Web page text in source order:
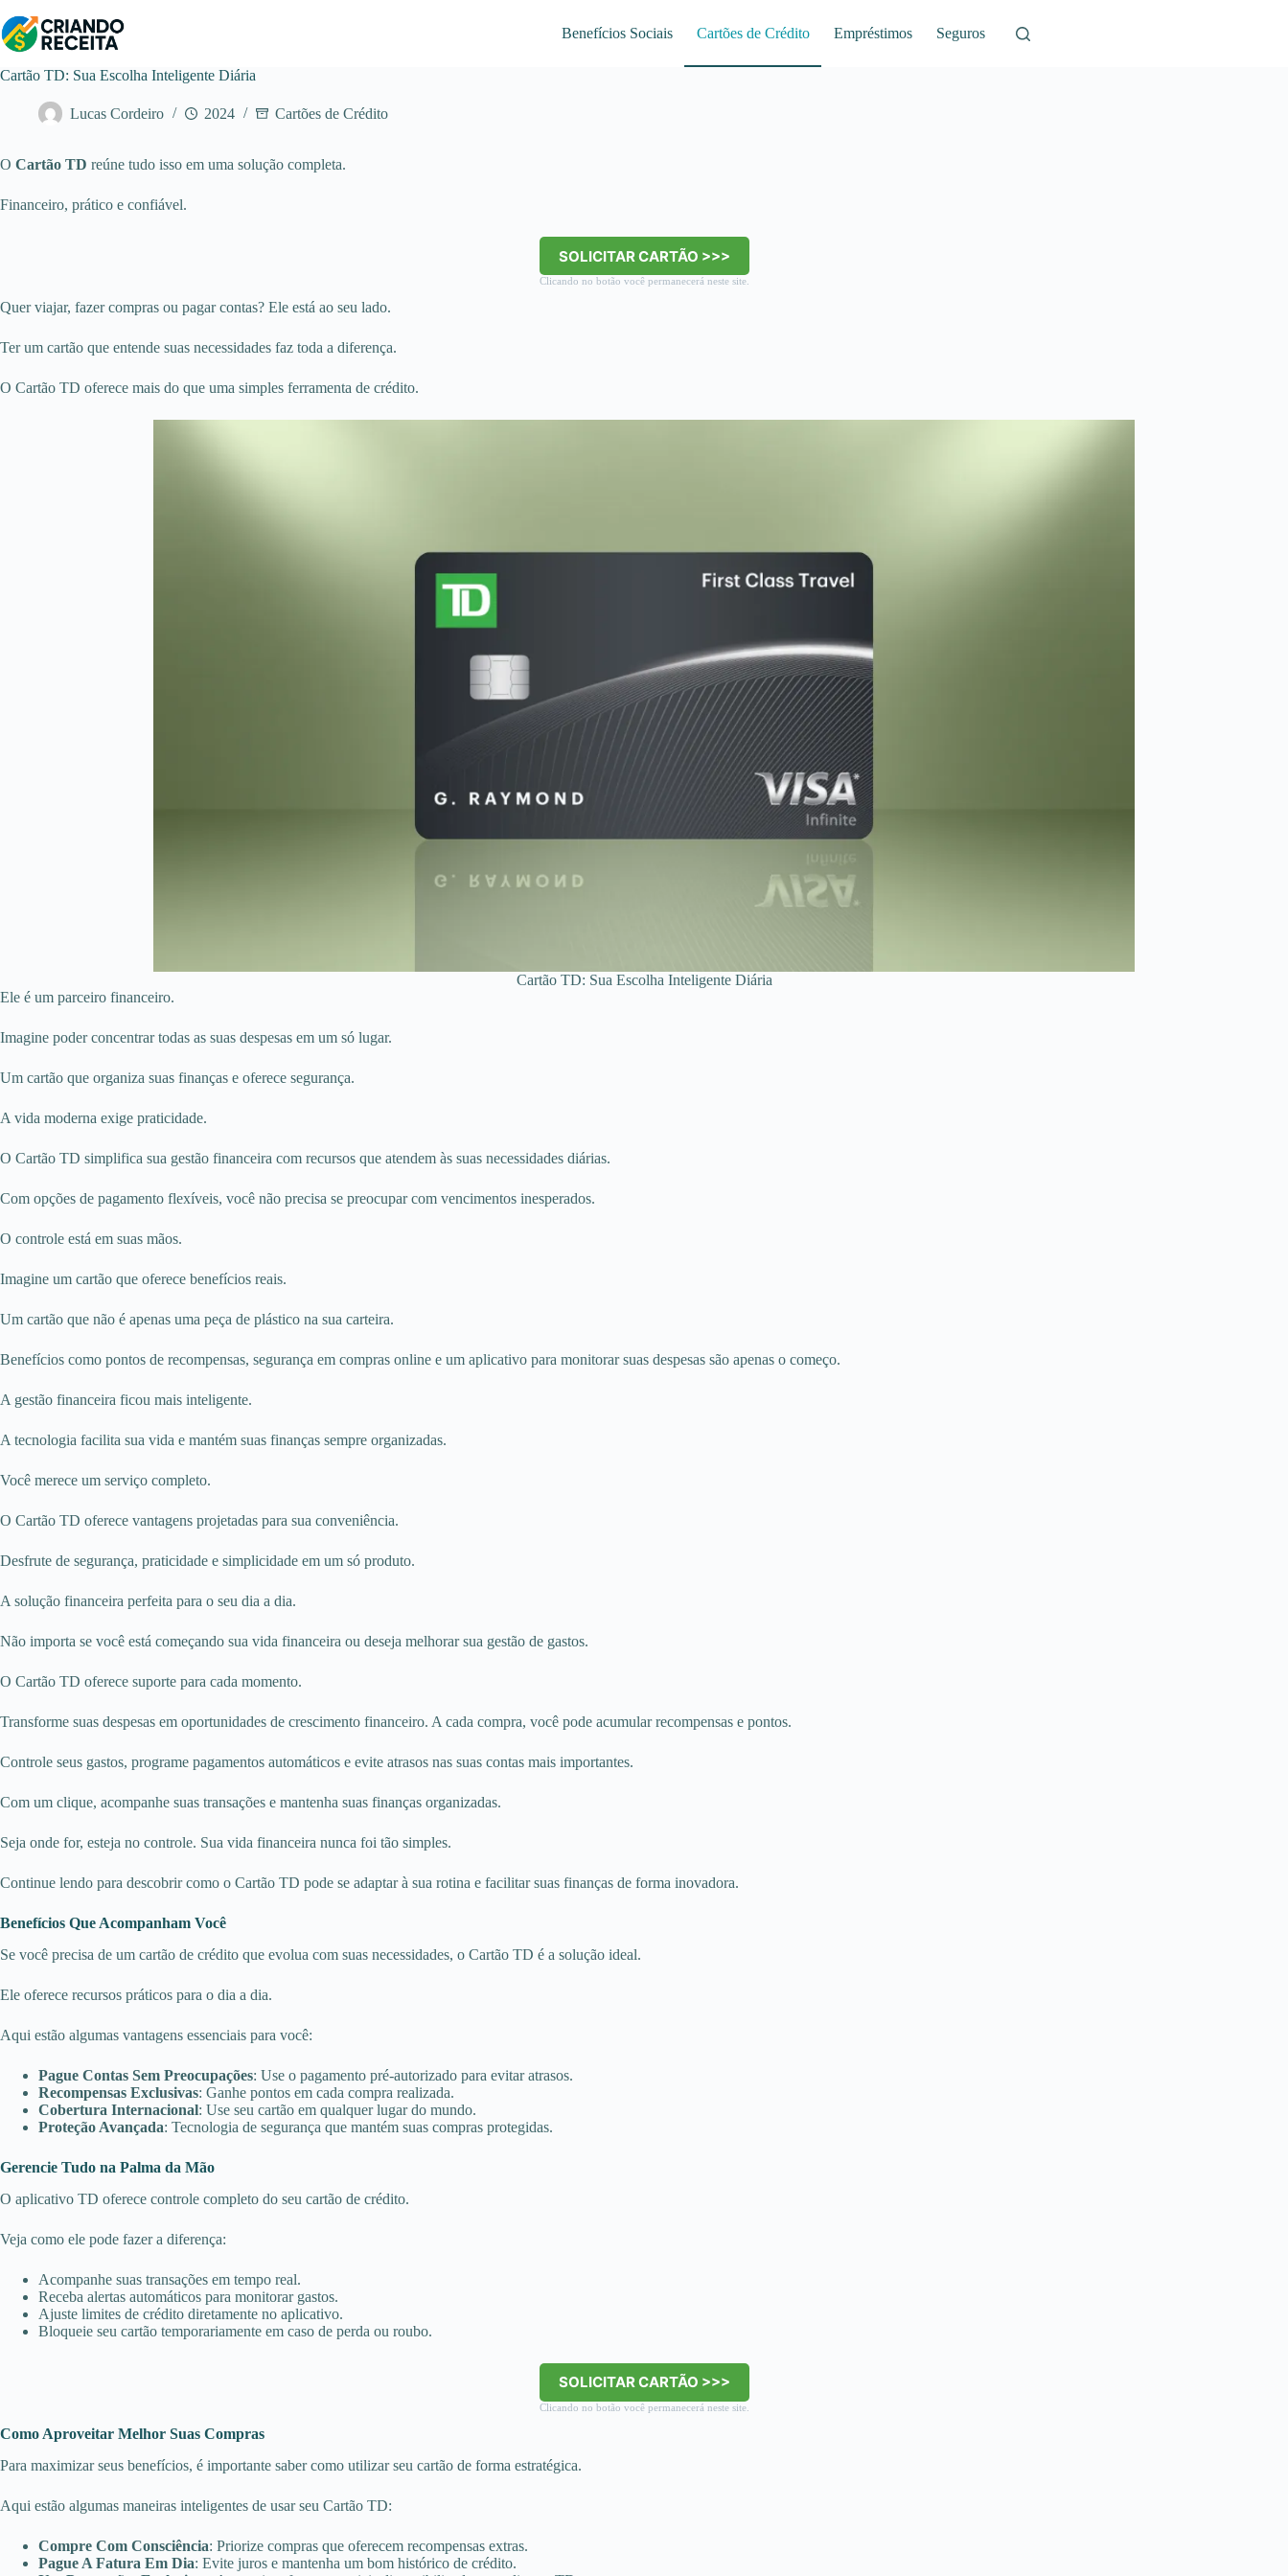
para
o
Benefícios Sociais Cartões de Crédito Empréstimos Seguros
Cartão TD: Sua Escolha Inteligente Diária
Lucas Cordeiro 2024 Cartões de Crédito
O Cartão TD reúne tudo isso em uma solução completa.
Financeiro, prático e confiável.
SOLICITAR CARTÃO >>>
Clicando no botão você permanecerá neste site.
Quer viajar, fazer compras ou pagar contas? Ele está ao seu lado.
Ter um cartão que entende suas necessidades faz toda a diferença.
O Cartão TD oferece mais do que uma simples ferramenta de crédito.
Cartão TD: Sua Escolha Inteligente Diária
Ele é um parceiro financeiro.
Imagine poder concentrar todas as suas despesas em um só lugar.
Um cartão que organiza suas finanças e oferece segurança.
A vida moderna exige praticidade.
O Cartão TD simplifica sua gestão financeira com recursos que atendem às suas necessidades diárias.
Com opções de pagamento flexíveis, você não precisa se preocupar com vencimentos inesperados.
O controle está em suas mãos.
Imagine um cartão que oferece benefícios reais.
Um cartão que não é apenas uma peça de plástico na sua carteira.
Benefícios como pontos de recompensas, segurança em compras online e um aplicativo para monitorar suas despesas são apenas o começo.
A gestão financeira ficou mais inteligente.
A tecnologia facilita sua vida e mantém suas finanças sempre organizadas.
Você merece um serviço completo.
O Cartão TD oferece vantagens projetadas para sua conveniência.
Desfrute de segurança, praticidade e simplicidade em um só produto.
A solução financeira perfeita para o seu dia a dia.
Não importa se você está começando sua vida financeira ou deseja melhorar sua gestão de gastos.
O Cartão TD oferece suporte para cada momento.
Transforme suas despesas em oportunidades de crescimento financeiro. A cada compra, você pode acumular recompensas e pontos.
Controle seus gastos, programe pagamentos automáticos e evite atrasos nas suas contas mais importantes.
Com um clique, acompanhe suas transações e mantenha suas finanças organizadas.
Seja onde for, esteja no controle. Sua vida financeira nunca foi tão simples.
Continue lendo para descobrir como o Cartão TD pode se adaptar à sua rotina e facilitar suas finanças de forma inovadora.
Benefícios Que Acompanham Você
Se você precisa de um cartão de crédito que evolua com suas necessidades, o Cartão TD é a solução ideal.
Ele oferece recursos práticos para o dia a dia.
Aqui estão algumas vantagens essenciais para você:
Pague Contas Sem Preocupações: Use o pagamento pré-autorizado para evitar atrasos.
Recompensas Exclusivas: Ganhe pontos em cada compra realizada.
Cobertura Internacional: Use seu cartão em qualquer lugar do mundo.
Proteção Avançada: Tecnologia de segurança que mantém suas compras protegidas.
Gerencie Tudo na Palma da Mão
O aplicativo TD oferece controle completo do seu cartão de crédito.
Veja como ele pode fazer a diferença:
Acompanhe suas transações em tempo real.
Receba alertas automáticos para monitorar gastos.
Ajuste limites de crédito diretamente no aplicativo.
Bloqueie seu cartão temporariamente em caso de perda ou roubo.
SOLICITAR CARTÃO >>>
Clicando no botão você permanecerá neste site.
Como Aproveitar Melhor Suas Compras
Para maximizar seus benefícios, é importante saber como utilizar seu cartão de forma estratégica.
Aqui estão algumas maneiras inteligentes de usar seu Cartão TD:
Compre Com Consciência: Priorize compras que oferecem recompensas extras.
Pague A Fatura Em Dia: Evite juros e mantenha um bom histórico de crédito.